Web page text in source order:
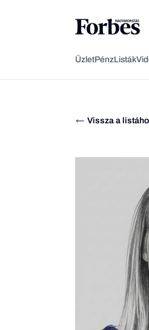
ÜzletPénzListák
Vissza a